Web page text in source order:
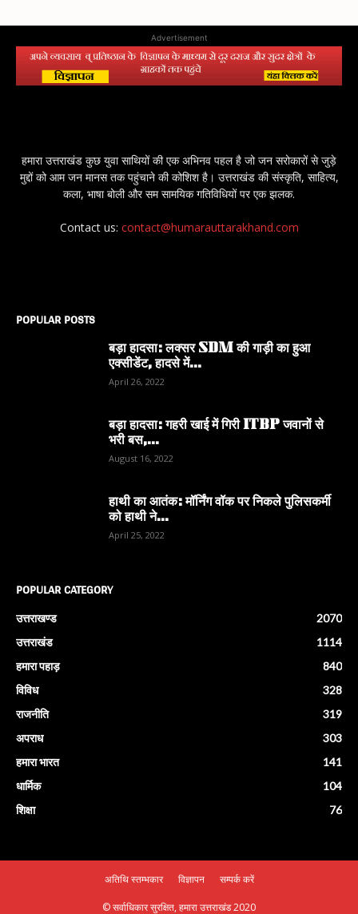
Advertisement
हमारा उत्तराखंड कुछ युवा साथियों की एक अभिनव पहल है जो जन सरोकारों से जुड़े
मुद्दों को आम जन मानस तक पहुंचाने की कोशिश है। उत्तराखंड की संस्कृति, साहित्य,
कला, भाषा बोली और सम सामयिक गतिविधियों पर एक झलक.
Contact us: contact@humarauttarakhand.com
POPULAR POSTS
बड़ा हादसा: लक्सर SDM की गाड़ी का हुआ
एक्सीडेंट, हादसे में...
April 26, 2022
बड़ा हादसा: गहरी खाई में गिरी ITBP जवानों से
भरी बस,...
August 16, 2022
हाथी का आतंक: मॉर्निंग वॉक पर निकले पुलिसकर्मी
को हाथी ने...
April 25, 2022
POPULAR CATEGORY
उत्तराखण्ड
2070
उत्तराखंड
1114
हमारा पहाड़
840
विविध
328
राजनीति
319
अपराध
303
हमारा भारत
141
धार्मिक
104
शिक्षा
76
अतिथि स्तम्भकार विज्ञापन सम्पर्क करें
© सर्वाधिकार सुरक्षित, हमारा उत्तराखंड 2020